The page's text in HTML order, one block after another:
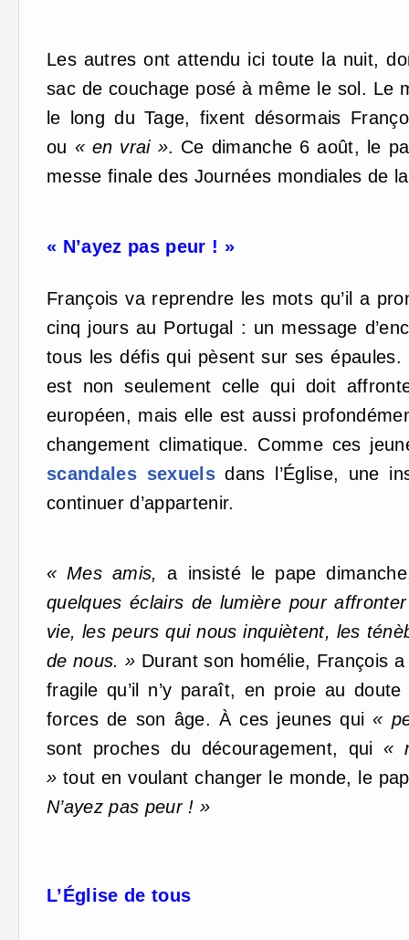
Les autres ont attendu ici toute la nuit,
sac de couchage posé à même le sol. Le
le long du Tage, fixent désormais
ou « en vrai ». Ce dimanche 6 août, le
messe finale des Journées mondiales de
« N’ayez pas peur ! »
François va reprendre les mots qu’il a
cinq jours au Portugal : un message
tous les défis qui pèsent sur ses
est non seulement celle qui doit
européen, mais elle est aussi
changement climatique. Comme ces
scandales sexuelsdans l’Église, une
continuer d’appartenir.
« Mes amis,a insisté le pape
quelques éclairs de lumière pour
vie, les peurs qui nous inquiètent, les
de nous. » Durant son homélie, François
fragile qu’il n’y paraît, en proie au
forces de son âge. À ces jeunes qui«
sont proches du découragement, qui«
» tout en voulant changer le monde, le
N’ayez pas peur ! »
L’Église de tous